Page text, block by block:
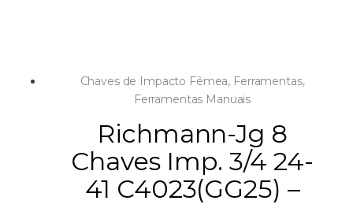
Chaves de Impacto Fêmea, Ferramentas,
Ferramentas Manuais
Richmann-Jg 8
Chaves Imp. 3/4 24-
41 C4023(GG25) –